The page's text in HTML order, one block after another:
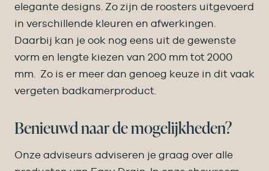
elegante designs. Zo zijn de roosters uitgevoerd
in verschillende kleuren en afwerkingen.
Daarbij kan je ook nog eens uit de gewenste
vorm en lengte kiezen van 200 mm tot 2000
mm. Zo is er meer dan genoeg keuze in dit vaak
vergeten badkamerproduct.
Benieuwd naar de mogelijkheden?
Onze adviseurs adviseren je graag over alle